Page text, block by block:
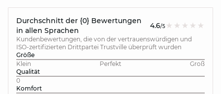
Durchschnitt der {0} Bewertungen
in allen Sprachen
4.6/5
Kundenbewertungen, die von der vertrauenswürdigen und
ISO-zertifizierten Drittpartei Trustville überprüft wurden
Größe
Klein
Perfekt
Groß
Qualität
0
Komfort